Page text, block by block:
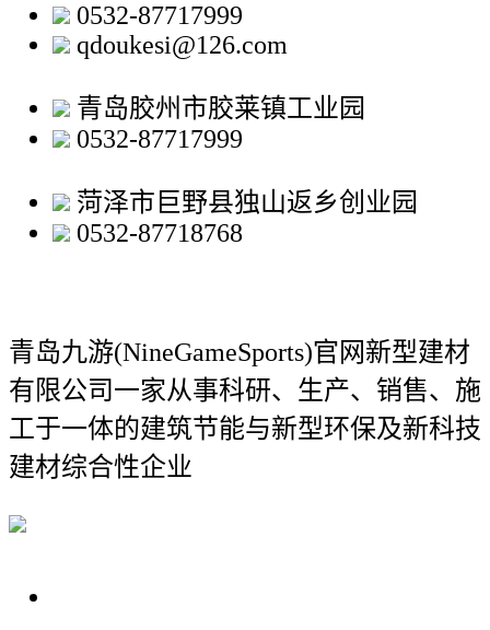
0532-87717999
qdoukesi@126.com
青岛胶州市胶莱镇工业园
0532-87717999
菏泽市巨野县独山返乡创业园
0532-87718768
青岛九游(NineGameSports)官网新型建材
有限公司一家从事科研、生产、销售、施
工于一体的建筑节能与新型环保及新科技
建材综合性企业